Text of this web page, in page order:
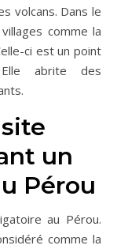
volcans. Dans le
comme la
ci est un point
abrite des
un
Pérou
au Pérou.
comme la